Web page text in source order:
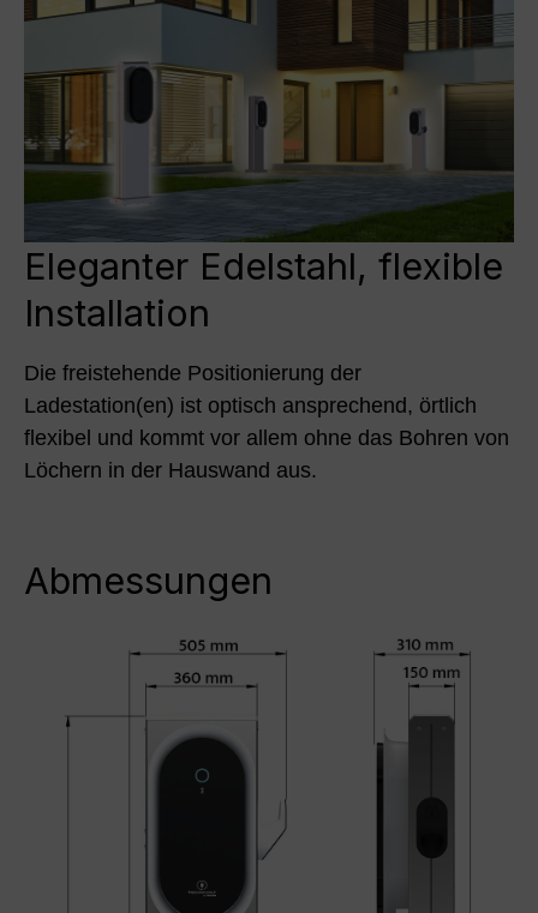
Eleganter Edelstahl, flexible
Installation
Die freistehende Positionierung der
Ladestation(en) ist optisch ansprechend, örtlich
flexibel und kommt vor allem ohne das Bohren von
Löchern in der Hauswand aus.
Abmessungen